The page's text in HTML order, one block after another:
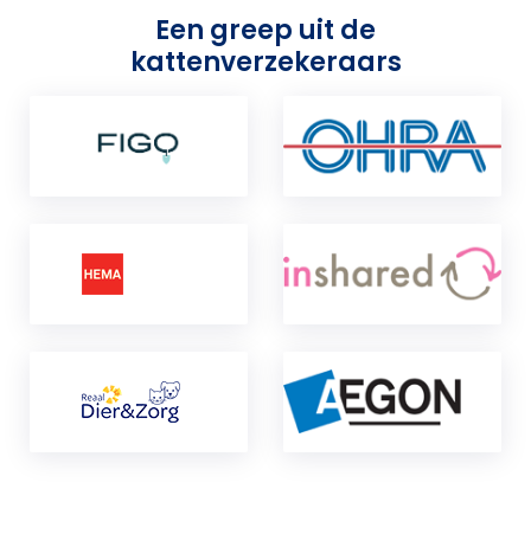
Een greep uit de
kattenverzekeraars